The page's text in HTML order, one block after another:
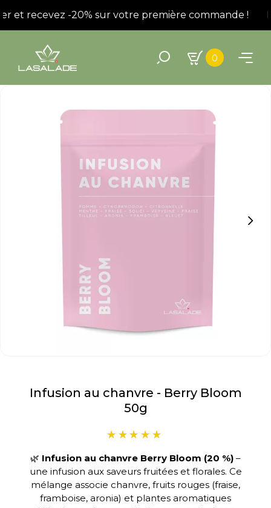
et recevez -20% sur votre première commande !
0
Infusion au chanvre - Berry Bloom
50g
🌿 Infusion au chanvre Berry Bloom (20 %) –
une infusion aux saveurs fruitées et florales. Ce
mélange associe chanvre, fruits rouges (fraise,
framboise, aronia) et plantes aromatiques